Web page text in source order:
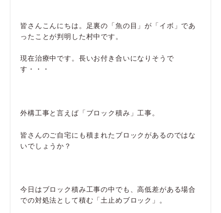
皆さんこんにちは。足裏の「魚の目」が「イボ」であ
ったことが判明した村中です。
現在治療中です。長いお付き合いになりそうで
す・・・
外構工事と言えば「ブロック積み」工事。
皆さんのご自宅にも積まれたブロックがあるのではな
いでしょうか？
今日はブロック積み工事の中でも、高低差がある場合
での対処法として積む「土止めブロック」。